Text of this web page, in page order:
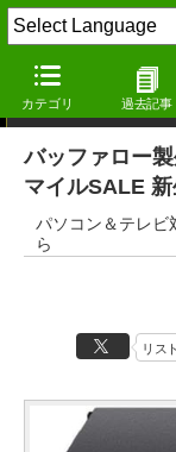
カテゴリ 過去記事
本日みつけたお買
バッファロー
マイルSALE 新
パソコン＆テレビ
ら
リスト